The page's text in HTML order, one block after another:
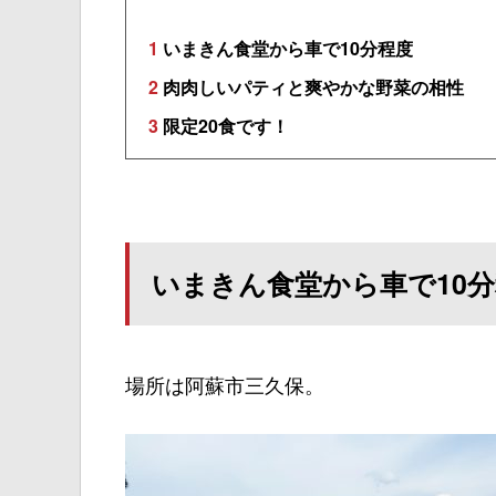
1 いまきん食堂から車で10分程度
2 肉肉しいパティと爽やかな野菜の相性
3 限定20食です！
いまきん食堂から車で10
場所は阿蘇市三久保。